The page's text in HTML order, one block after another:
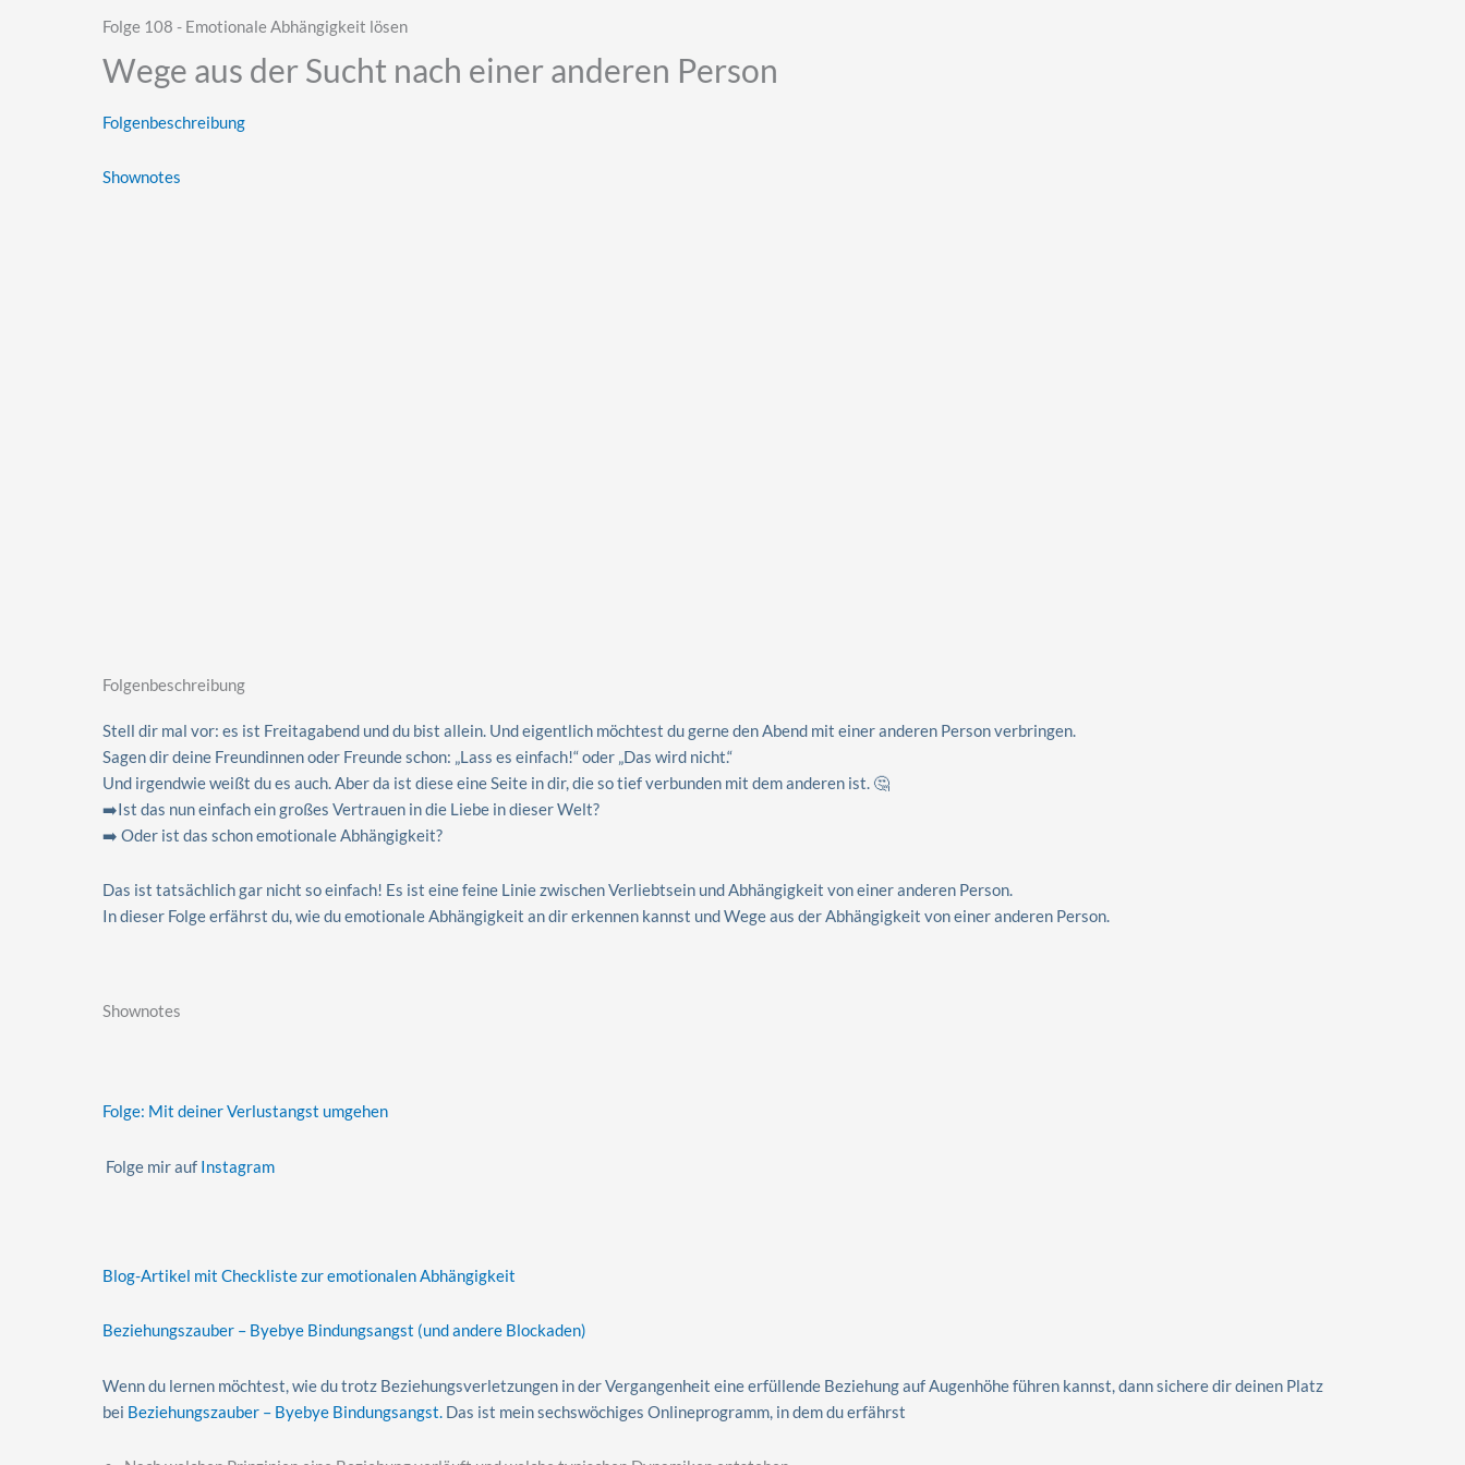
Folge 108 - Emotionale Abhängigkeit lösen
Wege aus der Sucht nach einer anderen Person
Folgenbeschreibung
Shownotes
Folgenbeschreibung
Stell dir mal vor: es ist Freitagabend und du bist allein. Und eigentlich möchtest du gerne den Abend mit einer anderen Person verbringen.
Sagen dir deine Freundinnen oder Freunde schon: „Lass es einfach!“ oder „Das wird nicht.“
Und irgendwie weißt du es auch. Aber da ist diese eine Seite in dir, die so tief verbunden mit dem anderen ist. 🤔
➡️Ist das nun einfach ein großes Vertrauen in die Liebe in dieser Welt?
➡️ Oder ist das schon emotionale Abhängigkeit?
Das ist tatsächlich gar nicht so einfach! Es ist eine feine Linie zwischen Verliebtsein und Abhängigkeit von einer anderen Person.
In dieser Folge erfährst du, wie du emotionale Abhängigkeit an dir erkennen kannst und Wege aus der Abhängigkeit von einer anderen Person.
Shownotes
Folge: Mit deiner Verlustangst umgehen
Folge mir auf Instagram
Blog-Artikel mit Checkliste zur emotionalen Abhängigkeit
Beziehungszauber – Byebye Bindungsangst (und andere Blockaden)
Wenn du lernen möchtest, wie du trotz Beziehungsverletzungen in der Vergangenheit eine erfüllende Beziehung auf Augenhöhe führen kannst, dann sichere dir deinen Platz
bei Beziehungszauber – Byebye Bindungsangst. Das ist mein sechswöchiges Onlineprogramm, in dem du erfährst